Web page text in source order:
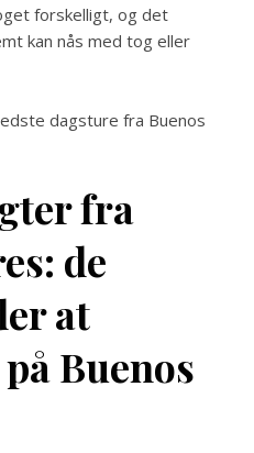
forskelligt, og det
kan nås med tog eller
dagsture fra Buenos
fra
de
at
Buenos